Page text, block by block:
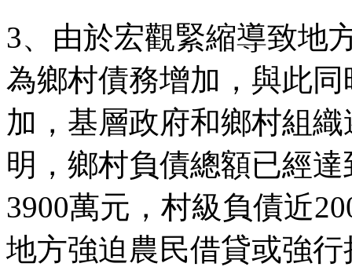
3、由於宏觀緊縮導致地
為鄉村債務增加，與此
加，基層政府和鄉村組
明，鄉村負債總額已經
3900萬元，村級負債近
地方強迫農民借貸或強